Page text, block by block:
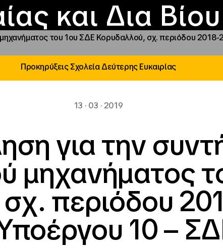
και Δια
Το ΙΝΕΔΙΒΙΜ
καιΕστίες
Νέα
Επικοινωνία
του 1ου ΣΔΕ Κορυδαλλού, σχ. περιόδου
Προκηρύξεις Σχολεία Δεύτερης Ευκαιρίας
13 · 03 · 2019
για την
μηχανήματος
περιόδου
10 –